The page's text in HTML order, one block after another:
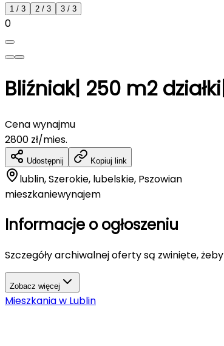
1 / 3 2 / 3 3 / 3
0
Bliźniak| 250 m2
Cena wynajmu
2800 zł/mies.
Udostępnij Kopiuj link
lublin, Szerokie, lubelskie, Pszowian
mieszkaniewynajem
Informacje o ogłoszeniu
Szczegóły archiwalnej oferty są zwinięte,
Zobacz więcej
Mieszkaniaw Lublin